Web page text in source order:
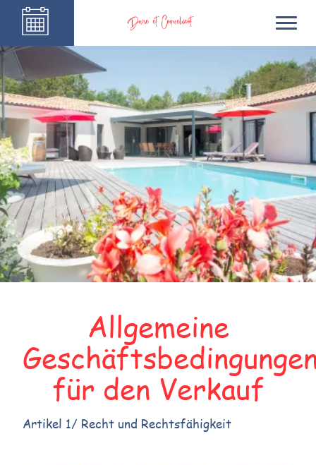
Dune et Coquelicot
Allgemeine
für den Verkauf
Artikel 1/ Recht und Rechtsfähigkeit